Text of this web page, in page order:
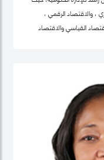
، والاقتصاد الرقمي ،
القياسي والاقتصاد